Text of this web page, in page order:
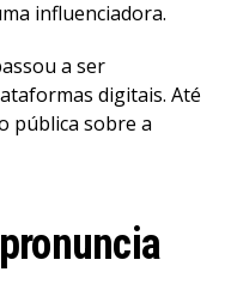
influenciadora.
a ser
digitais. Até
pública sobre a